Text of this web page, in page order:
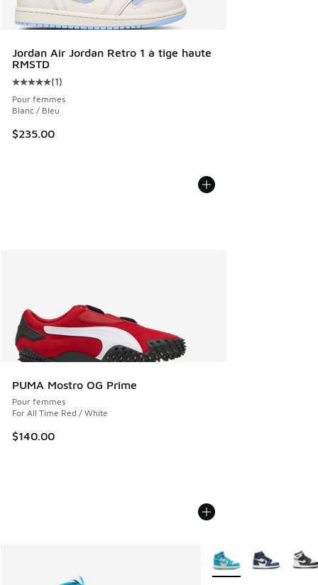
Jordan Air Jordan Retro 1 à tige haute
RMSTD
Cote moyenne du client - [5 sur 5 étoiles], 1 commentaires
(1)
Pour femmes
Blanc / Bleu
$235.00
PUMA Mostro OG Prime
Pour femmes
For All Time Red / White
$140.00
Plus de couleurs